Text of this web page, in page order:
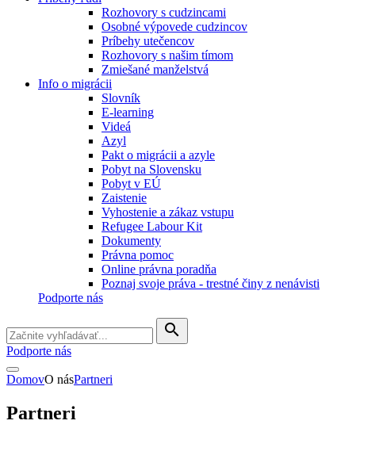
Rozhovory s cudzincami
Osobné výpovede cudzincov
Príbehy utečencov
Rozhovory s našim tímom
Zmiešané manželstvá
Info o migrácii
Slovník
E-learning
Videá
Azyl
Pakt o migrácii a azyle
Pobyt na Slovensku
Pobyt v EÚ
Zaistenie
Vyhostenie a zákaz vstupu
Refugee Labour Kit
Dokumenty
Právna pomoc
Online právna poradňa
Poznaj svoje práva - trestné činy z nenávisti
Podporte nás
search
Podporte nás
DomovO násPartneri
Partneri